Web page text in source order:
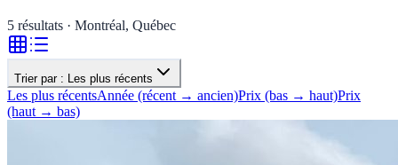
5 résultats · Montréal, Québec
Trier par : Les plus récents
Les plus récentsAnnée (récent → ancien)Prix (bas → haut)Prix
(haut → bas)